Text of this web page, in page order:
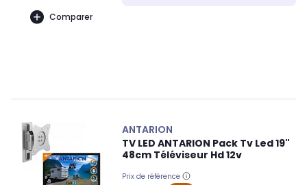
Comparer
ANTARION
TV LED ANTARION Pack Tv Led 19"
48cm Téléviseur Hd 12v
Prix de référence